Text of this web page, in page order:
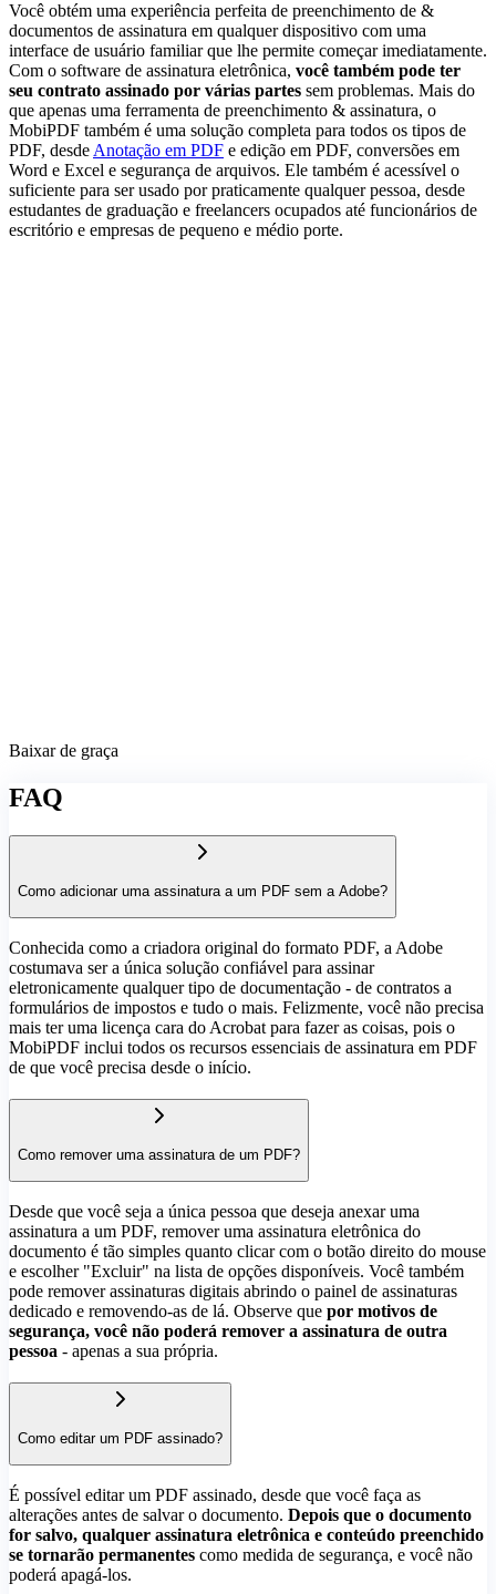
Você obtém uma experiência perfeita de preenchimento de &
documentos de assinatura em qualquer dispositivo com uma
interface de usuário familiar que lhe permite começar imediatamente.
Com o software de assinatura eletrônica, você também pode ter
seu contrato assinado por várias partes sem problemas. Mais do
que apenas uma ferramenta de preenchimento & assinatura, o
MobiPDF também é uma solução completa para todos os tipos de
PDF, desde Anotação em PDF e edição em PDF, conversões em
Word e Excel e segurança de arquivos. Ele também é acessível o
suficiente para ser usado por praticamente qualquer pessoa, desde
estudantes de graduação e freelancers ocupados até funcionários de
escritório e empresas de pequeno e médio porte.
Baixar de graça
FAQ
Como adicionar uma assinatura a um PDF sem a Adobe?
Conhecida como a criadora original do formato PDF, a Adobe
costumava ser a única solução confiável para assinar
eletronicamente qualquer tipo de documentação - de contratos a
formulários de impostos e tudo o mais. Felizmente, você não precisa
mais ter uma licença cara do Acrobat para fazer as coisas, pois o
MobiPDF inclui todos os recursos essenciais de assinatura em PDF
de que você precisa desde o início.
Como remover uma assinatura de um PDF?
Desde que você seja a única pessoa que deseja anexar uma
assinatura a um PDF, remover uma assinatura eletrônica do
documento é tão simples quanto clicar com o botão direito do mouse
e escolher "Excluir" na lista de opções disponíveis. Você também
pode remover assinaturas digitais abrindo o painel de assinaturas
dedicado e removendo-as de lá. Observe que por motivos de
segurança, você não poderá remover a assinatura de outra
pessoa - apenas a sua própria.
Como editar um PDF assinado?
É possível editar um PDF assinado, desde que você faça as
alterações antes de salvar o documento. Depois que o documento
for salvo, qualquer assinatura eletrônica e conteúdo preenchido
se tornarão permanentes como medida de segurança, e você não
poderá apagá-los.